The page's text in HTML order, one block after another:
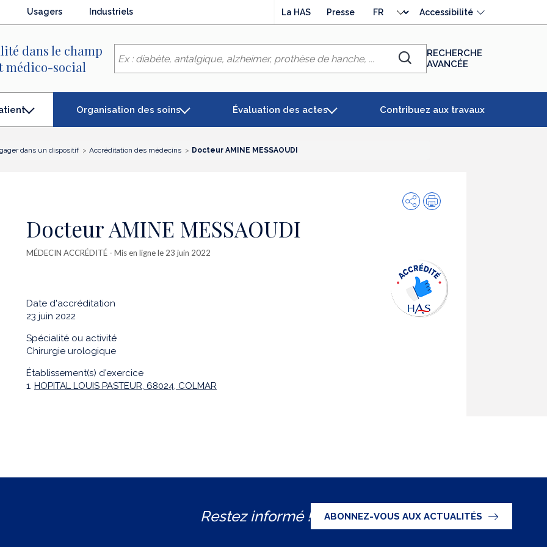
Usagers Industriels La HAS Presse
langue
Accessibilité
dans le champ
médico-social
Chercher
RECHERCHE
AVANCÉE
Organisation des soins Évaluation des actes Contribuez aux travaux
dans un dispositif Accréditation des médecins Docteur AMINE MESSAOUDI
PartagerImpression
Docteur AMINE MESSAOUDI
MÉDECIN ACCRÉDITÉ - Mis en ligne le 23 juin 2022
Date d'accréditation
23 juin 2022
Spécialité ou activité
Chirurgie urologique
Établissement(s) d'exercice
1. HOPITAL LOUIS PASTEUR, 68024, COLMAR
Restez informé ! ABONNEZ-VOUS AUX ACTUALITÉS